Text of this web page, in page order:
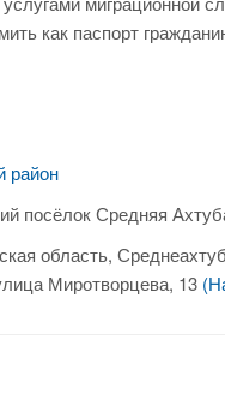
как паспорт
район
посёлок Средняя
область,
Миротворцева, 13